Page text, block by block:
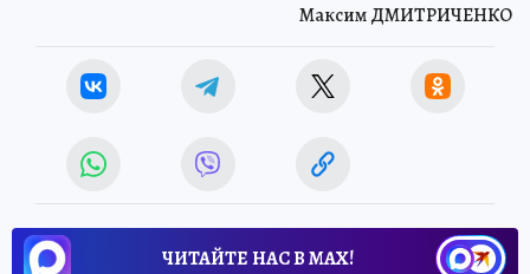
Максим ДМИТРИЧЕНКО
ЧИТАЙТЕ НАС В МАХ!